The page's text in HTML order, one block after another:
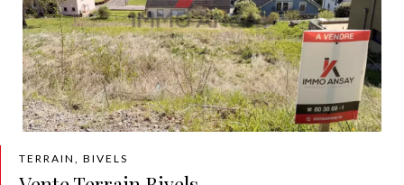
TERRAIN, BIVELS